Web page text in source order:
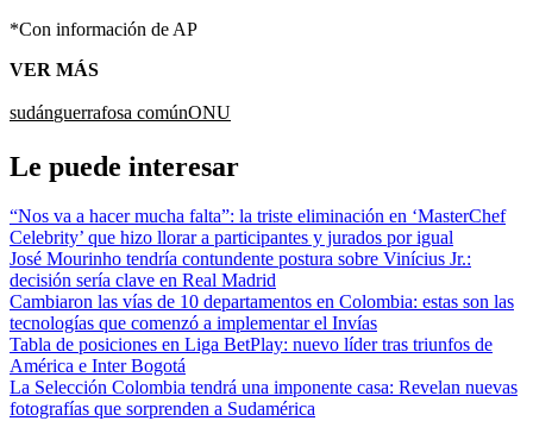
*Con información de AP
VER MÁS
sudánguerrafosa comúnONU
Le puede interesar
“Nos va a hacer mucha falta”: la triste eliminación en ‘MasterChef
Celebrity’ que hizo llorar a participantes y jurados por igual
José Mourinho tendría contundente postura sobre Vinícius Jr.:
decisión sería clave en Real Madrid
Cambiaron las vías de 10 departamentos en Colombia: estas son las
tecnologías que comenzó a implementar el Invías
Tabla de posiciones en Liga BetPlay: nuevo líder tras triunfos de
América e Inter Bogotá
La Selección Colombia tendrá una imponente casa: Revelan nuevas
fotografías que sorprenden a Sudamérica